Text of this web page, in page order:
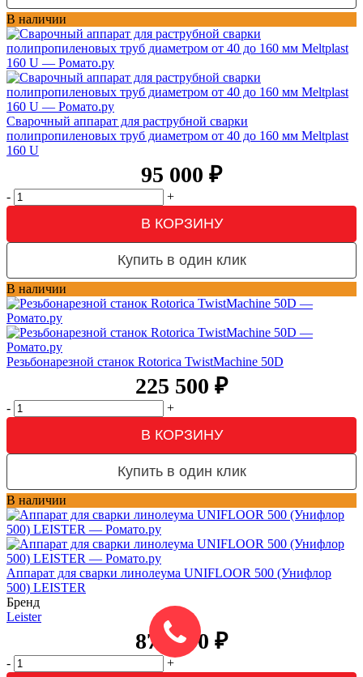
В наличии
Сварочный аппарат для раструбной сварки
полипропиленовых труб диаметром от 40 до 160 мм Meltplast
160 U
95 000 ₽
- +
В КОРЗИНУ
Купить в один клик
В наличии
Резьбонарезной станок Rotorica TwistMachine 50D
225 500 ₽
- +
В КОРЗИНУ
Купить в один клик
В наличии
Аппарат для сварки линолеума UNIFLOOR 500 (Унифлор
500) LEISTER
Бренд
Leister
872 000 ₽
- +